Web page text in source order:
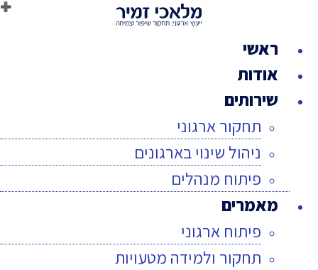
ראשי
אודות
שירותים
תחקור ארגוני
ניהול שינוי בארגונים
פיתוח מנהלים
מאמרים
פיתוח ארגוני
תחקור ולמידה מטעויות